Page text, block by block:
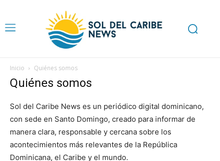
Inicio Quiénes somos
Quiénes somos
Sol del Caribe News es un periódico digital dominicano,
con sede en Santo Domingo, creado para informar de
manera clara, responsable y cercana sobre los
acontecimientos más relevantes de la República
Dominicana, el Caribe y el mundo.